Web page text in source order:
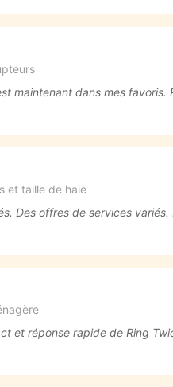
maintenant dans mes favoris.
et taille de haie
Des offres de services
et réponse rapide de Ring